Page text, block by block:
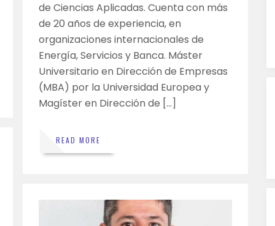
de Ciencias Aplicadas. Cuenta con más
de 20 años de experiencia, en
organizaciones internacionales de
Energía, Servicios y Banca. Máster
Universitario en Dirección de Empresas
(MBA) por la Universidad Europea y
Magíster en Dirección de […]
READ MORE